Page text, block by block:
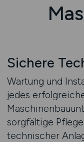
Sichere
Wartung und
jedes
sorgfältige
technischer